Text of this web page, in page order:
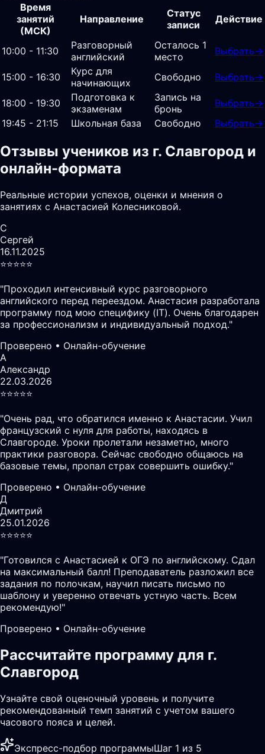
Время
занятий
(МСК)
Направление
Статус
записи
Действие
10:00 - 11:30
Разговорный
английский
Осталось 1
место
Выбрать→
15:00 - 16:30
Курс для
начинающих
Свободно Выбрать→
18:00 - 19:30
Подготовка к
экзаменам
Запись на
бронь
Выбрать→
19:45 - 21:15
Школьная база Свободно Выбрать→
Отзывы учеников из г. Славгород и
онлайн-формата
Реальные истории успехов, оценки и мнения о
занятиях с Анастасией Колесниковой.
С
Сергей
16.11.2025
⭐️⭐️⭐️⭐️⭐️
"Проходил интенсивный курс разговорного
английского перед переездом. Анастасия разработала
программу под мою специфику (IT). Очень благодарен
за профессионализм и индивидуальный подход."
Проверено • Онлайн-обучение
А
Александр
22.03.2026
⭐️⭐️⭐️⭐️⭐️
"Очень рад, что обратился именно к Анастасии. Учил
французский с нуля для работы, находясь в
Славгороде. Уроки пролетали незаметно, много
практики разговора. Сейчас свободно общаюсь на
базовые темы, пропал страх совершить ошибку."
Проверено • Онлайн-обучение
Д
Дмитрий
25.01.2026
⭐️⭐️⭐️⭐️⭐️
"Готовился с Анастасией к ОГЭ по английскому. Сдал
на максимальный балл! Преподаватель разложил все
задания по полочкам, научил писать письмо по
шаблону и уверенно отвечать устную часть. Всем
рекомендую!"
Проверено • Онлайн-обучение
Рассчитайте программу для г.
Славгород
Узнайте свой оценочный уровень и получите
рекомендованный темп занятий с учетом вашего
часового пояса и целей.
Экспресс-подбор программыШаг 1 из 5